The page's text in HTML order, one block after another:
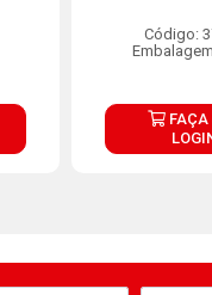
Código:
FAÇA